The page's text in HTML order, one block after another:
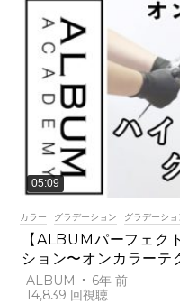
05:09
カラー グラデーション グラデーシ
【ALBUMパーフェク
ション〜オンカラーテ
ALBUM
6年 前
14,839